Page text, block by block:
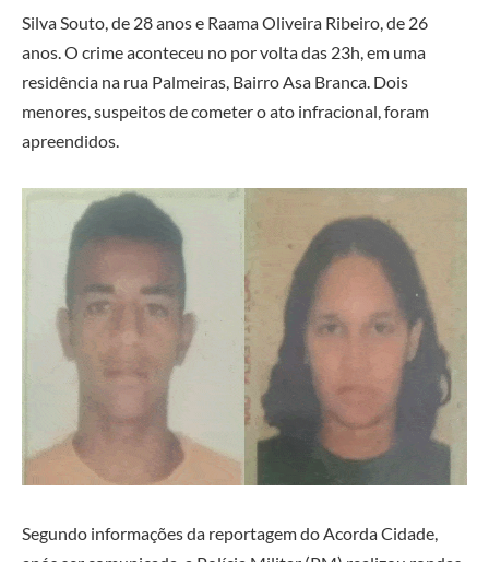
Silva Souto, de 28 anos e Raama Oliveira Ribeiro, de 26
anos. O crime aconteceu no por volta das 23h, em uma
residência na rua Palmeiras, Bairro Asa Branca. Dois
menores, suspeitos de cometer o ato infracional, foram
apreendidos.
Segundo informações da reportagem do Acorda Cidade,